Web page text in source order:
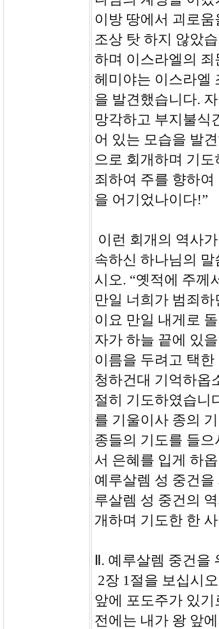
이방 땅에서 괴로
조상 탓 하지 않았
하며 이스라엘의
헤미야는 이스라엘
을 발견했습니다.
망각하고 부지불식
어 있는 모습을 발
으로 회개하며 기
죄하여 주를 향하
을 어기었나이다!”
이런 회개의 역사
속하신 하나님의
시오. “옛적에 주께
만일 너희가 범죄
이요 만일 내게로
자가 하늘 끝에 있
이름을 두려고 택
청하건대 기억하옵
절히 기도하였습니
를 기울이사 종의
종들의 기도를 들
서 은혜를 입게 하
예루살렘 성 중건
루살렘 성 중건의
개하며 기도한 한
Ⅱ. 예루살렘 중건을
2장 1절을 보십시
앞에 포도주가 있
전에는 내가 왕 앞